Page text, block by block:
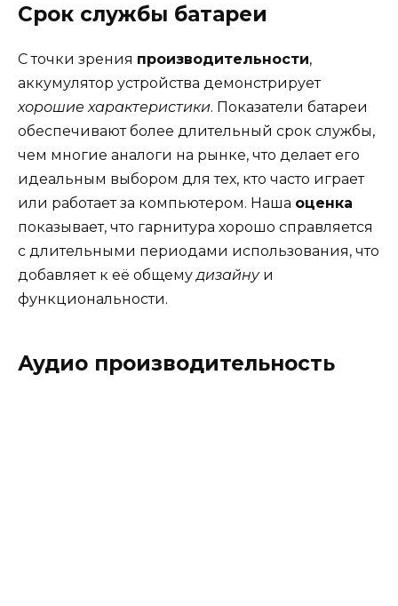
Срок службы батареи
С точки зрения производительности,
аккумулятор устройства демонстрирует
хорошие характеристики. Показатели батареи
обеспечивают более длительный срок службы,
чем многие аналоги на рынке, что делает его
идеальным выбором для тех, кто часто играет
или работает за компьютером. Наша оценка
показывает, что гарнитура хорошо справляется
с длительными периодами использования, что
добавляет к её общемудизайнуи
функциональности.
Аудио производительность